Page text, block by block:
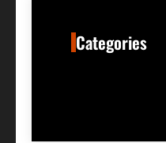
Categories